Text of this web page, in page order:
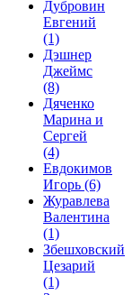
Дубровин
Евгений
(1)
Дэшнер
Джеймс
(8)
Дяченко
Марина и
Сергей
(4)
Евдокимов
Игорь (6)
Журавлева
Валентина
(1)
Збешховский
Цезарий
(1)